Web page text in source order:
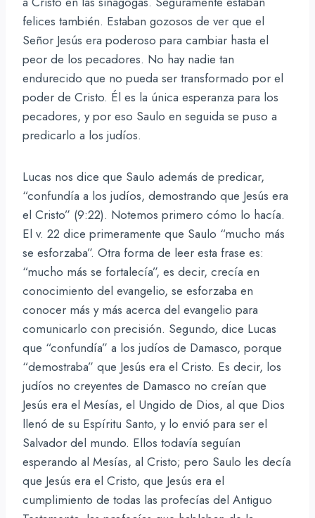
felices también. Estaban gozosos de ver que el
Señor Jesús era poderoso para cambiar hasta el
peor de los pecadores. No hay nadie tan
endurecido que no pueda ser transformado por el
poder de Cristo. Él es la única esperanza para los
pecadores, y por eso Saulo en seguida se puso a
predicarlo a los judíos.
Lucas nos dice que Saulo además de predicar,
“confundía a los judíos, demostrando que Jesús era
el Cristo” (9:22). Notemos primero cómo lo hacía.
El v. 22 dice primeramente que Saulo “mucho más
se esforzaba”. Otra forma de leer esta frase es:
“mucho más se fortalecía”, es decir, crecía en
conocimiento del evangelio, se esforzaba en
conocer más y más acerca del evangelio para
comunicarlo con precisión. Segundo, dice Lucas
que “confundía” a los judíos de Damasco, porque
“demostraba” que Jesús era el Cristo. Es decir, los
judíos no creyentes de Damasco no creían que
Jesús era el Mesías, el Ungido de Dios, al que Dios
llenó de su Espíritu Santo, y lo envió para ser el
Salvador del mundo. Ellos todavía seguían
esperando al Mesías, al Cristo; pero Saulo les decía
que Jesús era el Cristo, que Jesús era el
cumplimiento de todas las profecías del Antiguo